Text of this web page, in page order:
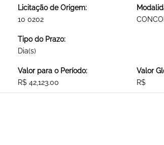
Licitação de Origem:
10 0202
Tipo do Prazo:
Dia(s)
Valor para o Período:
R$ 42,123.00
Valor
R$